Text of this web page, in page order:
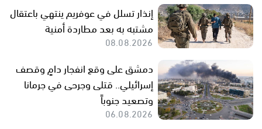
إنذار تسلل في عوفريم ينتهي باعتقال
مشتبه به بعد مطاردة أمنية
08.08.2026
دمشق على وقع انفجار دامٍ وقصف
إسرائيلي.. قتلى وجرحى في جرمانا
وتصعيد جنوباً
06.08.2026